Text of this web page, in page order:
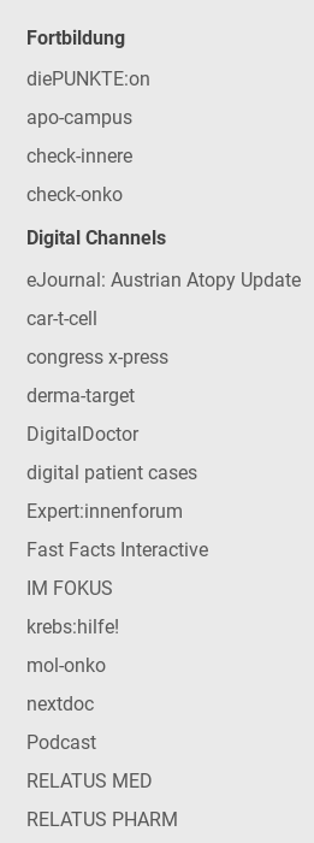
Fortbildung
diePUNKTE:on
apo-campus
check-innere
check-onko
Digital Channels
eJournal: Austrian Atopy Update
car-t-cell
congress x-press
derma-target
DigitalDoctor
digital patient cases
Expert:innenforum
Fast Facts Interactive
IM FOKUS
krebs:hilfe!
mol-onko
nextdoc
Podcast
RELATUS MED
RELATUS PHARM